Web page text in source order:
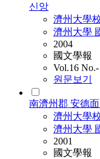
신앙
濟州大學
濟州大學
2004
國文學報
Vol.16 No.-
원문보기
南濟州郡 安德
濟州大學
濟州大學
2001
國文學報